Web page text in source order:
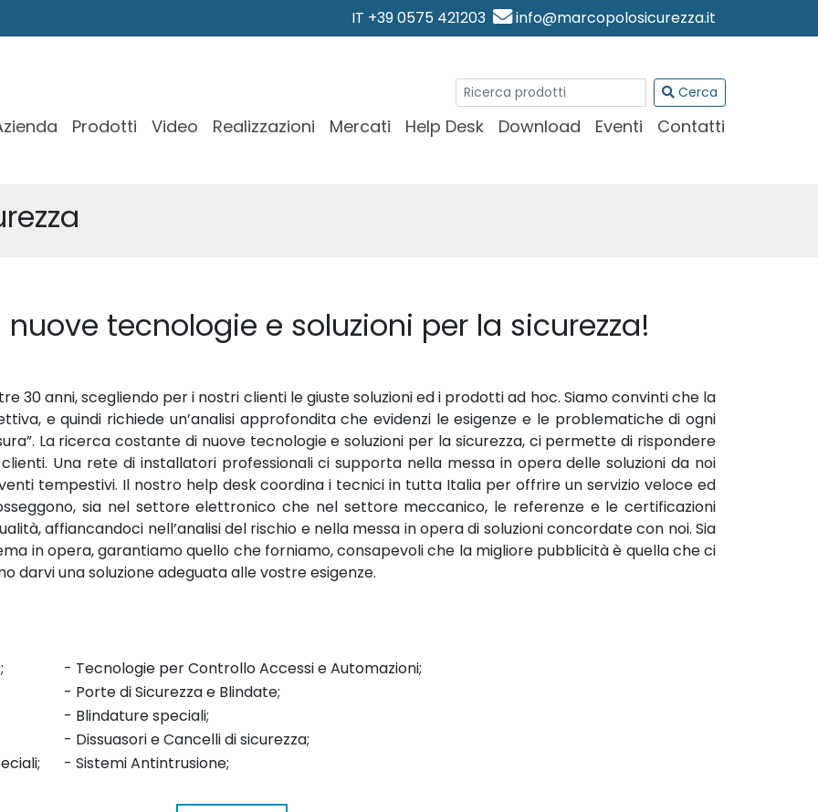
IT +39 0575 421203 info@marcopolosicurezza.it
Prodotti Video Realizzazioni Mercati Help Desk Download Eventi Contatti
Cerca
tecnologie e soluzioni per la sicurezza!
30 anni, scegliendo per i nostri clienti le giuste soluzioni ed i prodotti ad hoc. Siamo convinti che la
e quindi richiede un’analisi approfondita che evidenzi le esigenze e le problematiche di ogni
La ricerca costante di nuove tecnologie e soluzioni per la sicurezza, ci permette di rispondere
Una rete di installatori professionali ci supporta nella messa in opera delle soluzioni da noi
tempestivi. Il nostro help desk coordina i tecnici in tutta Italia per offrire un servizio veloce ed
sia nel settore elettronico che nel settore meccanico, le referenze e le certificazioni
affiancandoci nell’analisi del rischio e nella messa in opera di soluzioni concordate con noi. Sia
in opera, garantiamo quello che forniamo, consapevoli che la migliore pubblicità è quella che ci
darvi una soluzione adeguata alle vostre esigenze.
- Tecnologie per Controllo Accessi e Automazioni;
- Porte di Sicurezza e Blindate;
- Blindature speciali;
- Dissuasori e Cancelli di sicurezza;
- Sistemi Antintrusione;